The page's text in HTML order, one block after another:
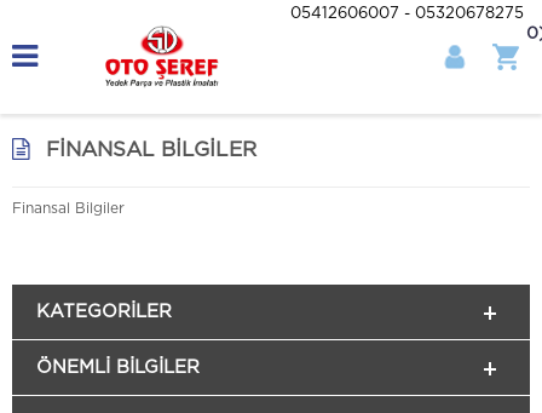
05412606007 - 05320678275
0
FINANSAL BILGILER
Finansal Bilgiler
KATEGORILER
ÖNEMLI BILGILER